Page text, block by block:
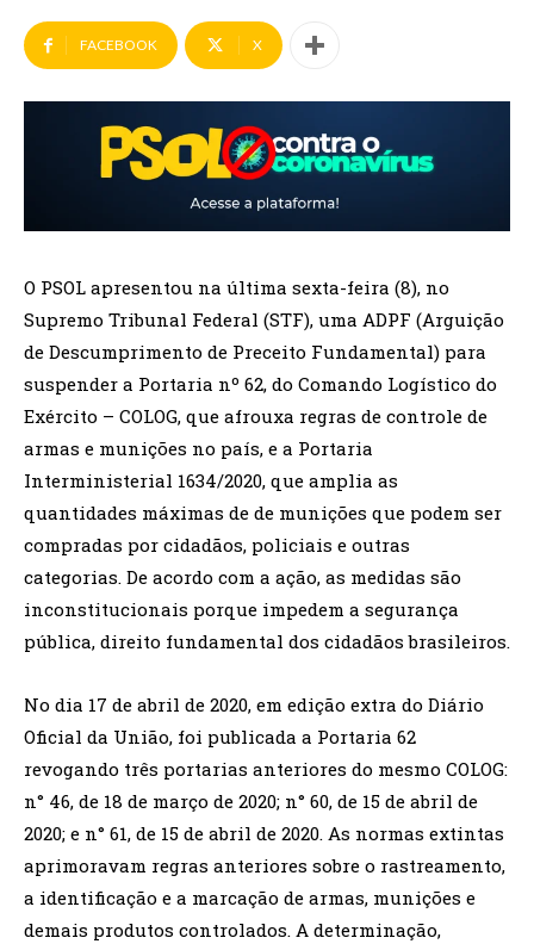
FACEBOOK X
O PSOL apresentou na última sexta-feira (8), no
Supremo Tribunal Federal (STF), uma ADPF (Arguição
de Descumprimento de Preceito Fundamental) para
suspender a Portaria nº 62, do Comando Logístico do
Exército – COLOG, que afrouxa regras de controle de
armas e munições no país, e a Portaria
Interministerial 1634/2020, que amplia as
quantidades máximas de de munições que podem ser
compradas por cidadãos, policiais e outras
categorias. De acordo com a ação, as medidas são
inconstitucionais porque impedem a segurança
pública, direito fundamental dos cidadãos brasileiros.
No dia 17 de abril de 2020, em edição extra do Diário
Oficial da União, foi publicada a Portaria 62
revogando três portarias anteriores do mesmo COLOG:
n° 46, de 18 de março de 2020; n° 60, de 15 de abril de
2020; e n° 61, de 15 de abril de 2020. As normas extintas
aprimoravam regras anteriores sobre o rastreamento,
a identificação e a marcação de armas, munições e
demais produtos controlados. A determinação,